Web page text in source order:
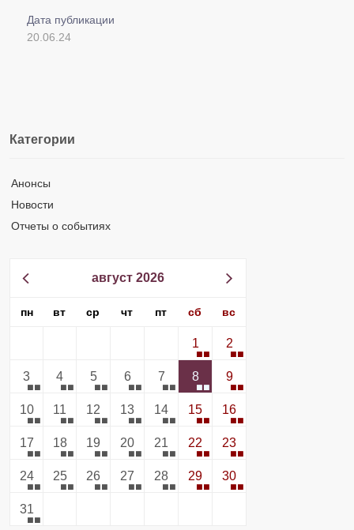
Дата публикации
20.06.24
Категории
Анонсы
Новости
Отчеты о событиях
август 2026
пн вт ср чт пт сб вс
1 2
3 4 5 6 7 8 9
10 11 12 13 14 15 16
17 18 19 20 21 22 23
24 25 26 27 28 29 30
31